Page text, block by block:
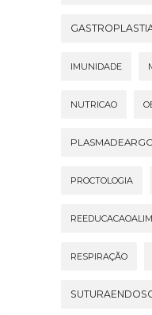
IMUNIDADE
NUTRICAO
PROCTOLOGIA
RESPIRAÇÃO